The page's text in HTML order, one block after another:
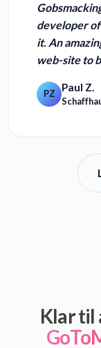
developer
it. An
web-site to
PZ Paul Z.
Klar til